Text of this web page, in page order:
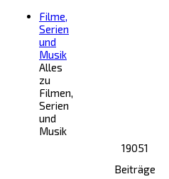
Filme,
Serien
und
Musik
Alles
zu
Filmen,
Serien
und
Musik
19051
Beiträge